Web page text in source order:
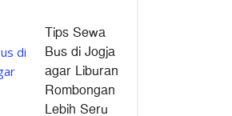
Tips Sewa
Bus di Jogja
agar Liburan
Rombongan
Lebih Seru